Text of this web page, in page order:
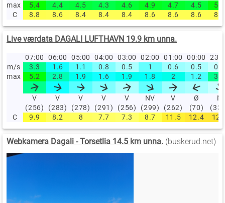
max
5.4 4.4 4.5 4.3 4.6 4.9 4.7 4.5
5.2
C
8.8 8.6 8.4 8.4 8.4 8.6 8.6 8.6 8.7
Live værdata DAGALI LUFTHAVN 19.9 km unna.
07:00 06:00 05:00 04:00 03:00 02:00 01:00 00:00
m/s
3.3 1.6 1.1 0.8 0.5 1 0.6 0.5
0.3
max
5.2 2.8 1.9 1.6 1.9 1.8 2 1.2 3.3
V
(256)
V
(283)
V
(278)
V
(291)
V
(256)
NV
(299)
V
(262)
Ø
(70)
N
C
9.9 8.2 8 7.7 7.3 8.7 11.5 12.4
Webkamera Dagali - Torsetlia 14.5 km unna. (buskerud.net)